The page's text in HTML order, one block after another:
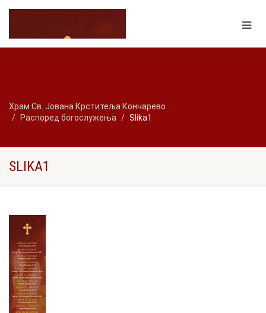
Храм Св. Јована Крститеља Кончарево
Распоред богослужења
Slika1
SLIKA1